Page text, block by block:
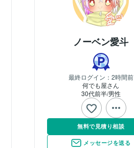
ノーベン愛斗
最終ログイン： 2時間前
何でも屋さん
30代前半男性
無料で見積り相談
メッセージを送る